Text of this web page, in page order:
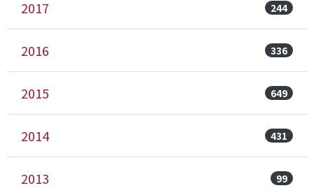
2017 244
2016 336
2015 649
2014 431
2013 99